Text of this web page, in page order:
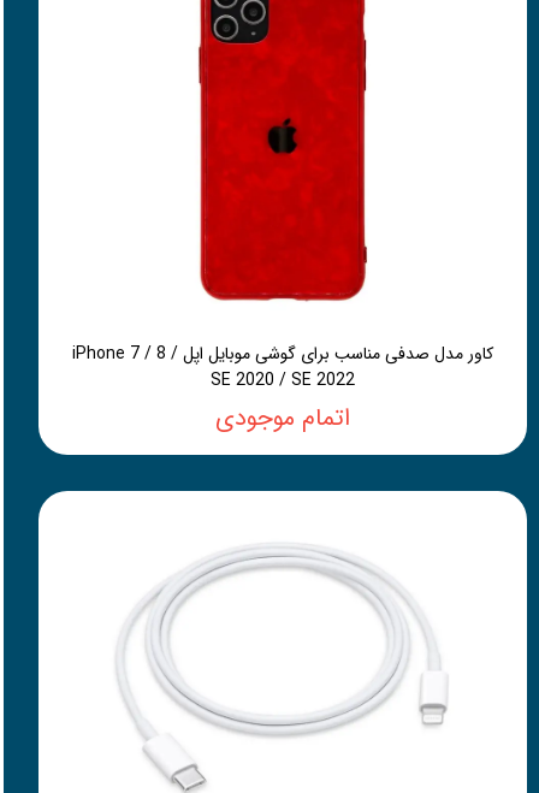
کاور مدل صدفی مناسب برای گوشی موبایل اپل iPhone 7 / 8 /
SE 2020 / SE 2022
اتمام موجودی